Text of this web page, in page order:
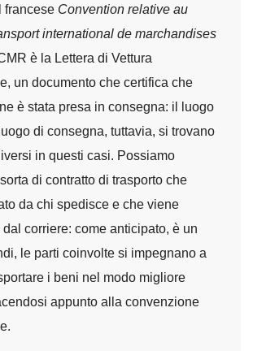
francese Convention relative au
international de marchandises
è la Lettera di Vettura
un documento che certifica che
è stata presa in consegna: il luogo
di consegna, tuttavia, si trovano
in questi casi. Possiamo
di contratto di trasporto che
da chi spedisce e che viene
corriere: come anticipato, è un
le parti coinvolte si impegnano a
i beni nel modo migliore
appunto alla convenzione